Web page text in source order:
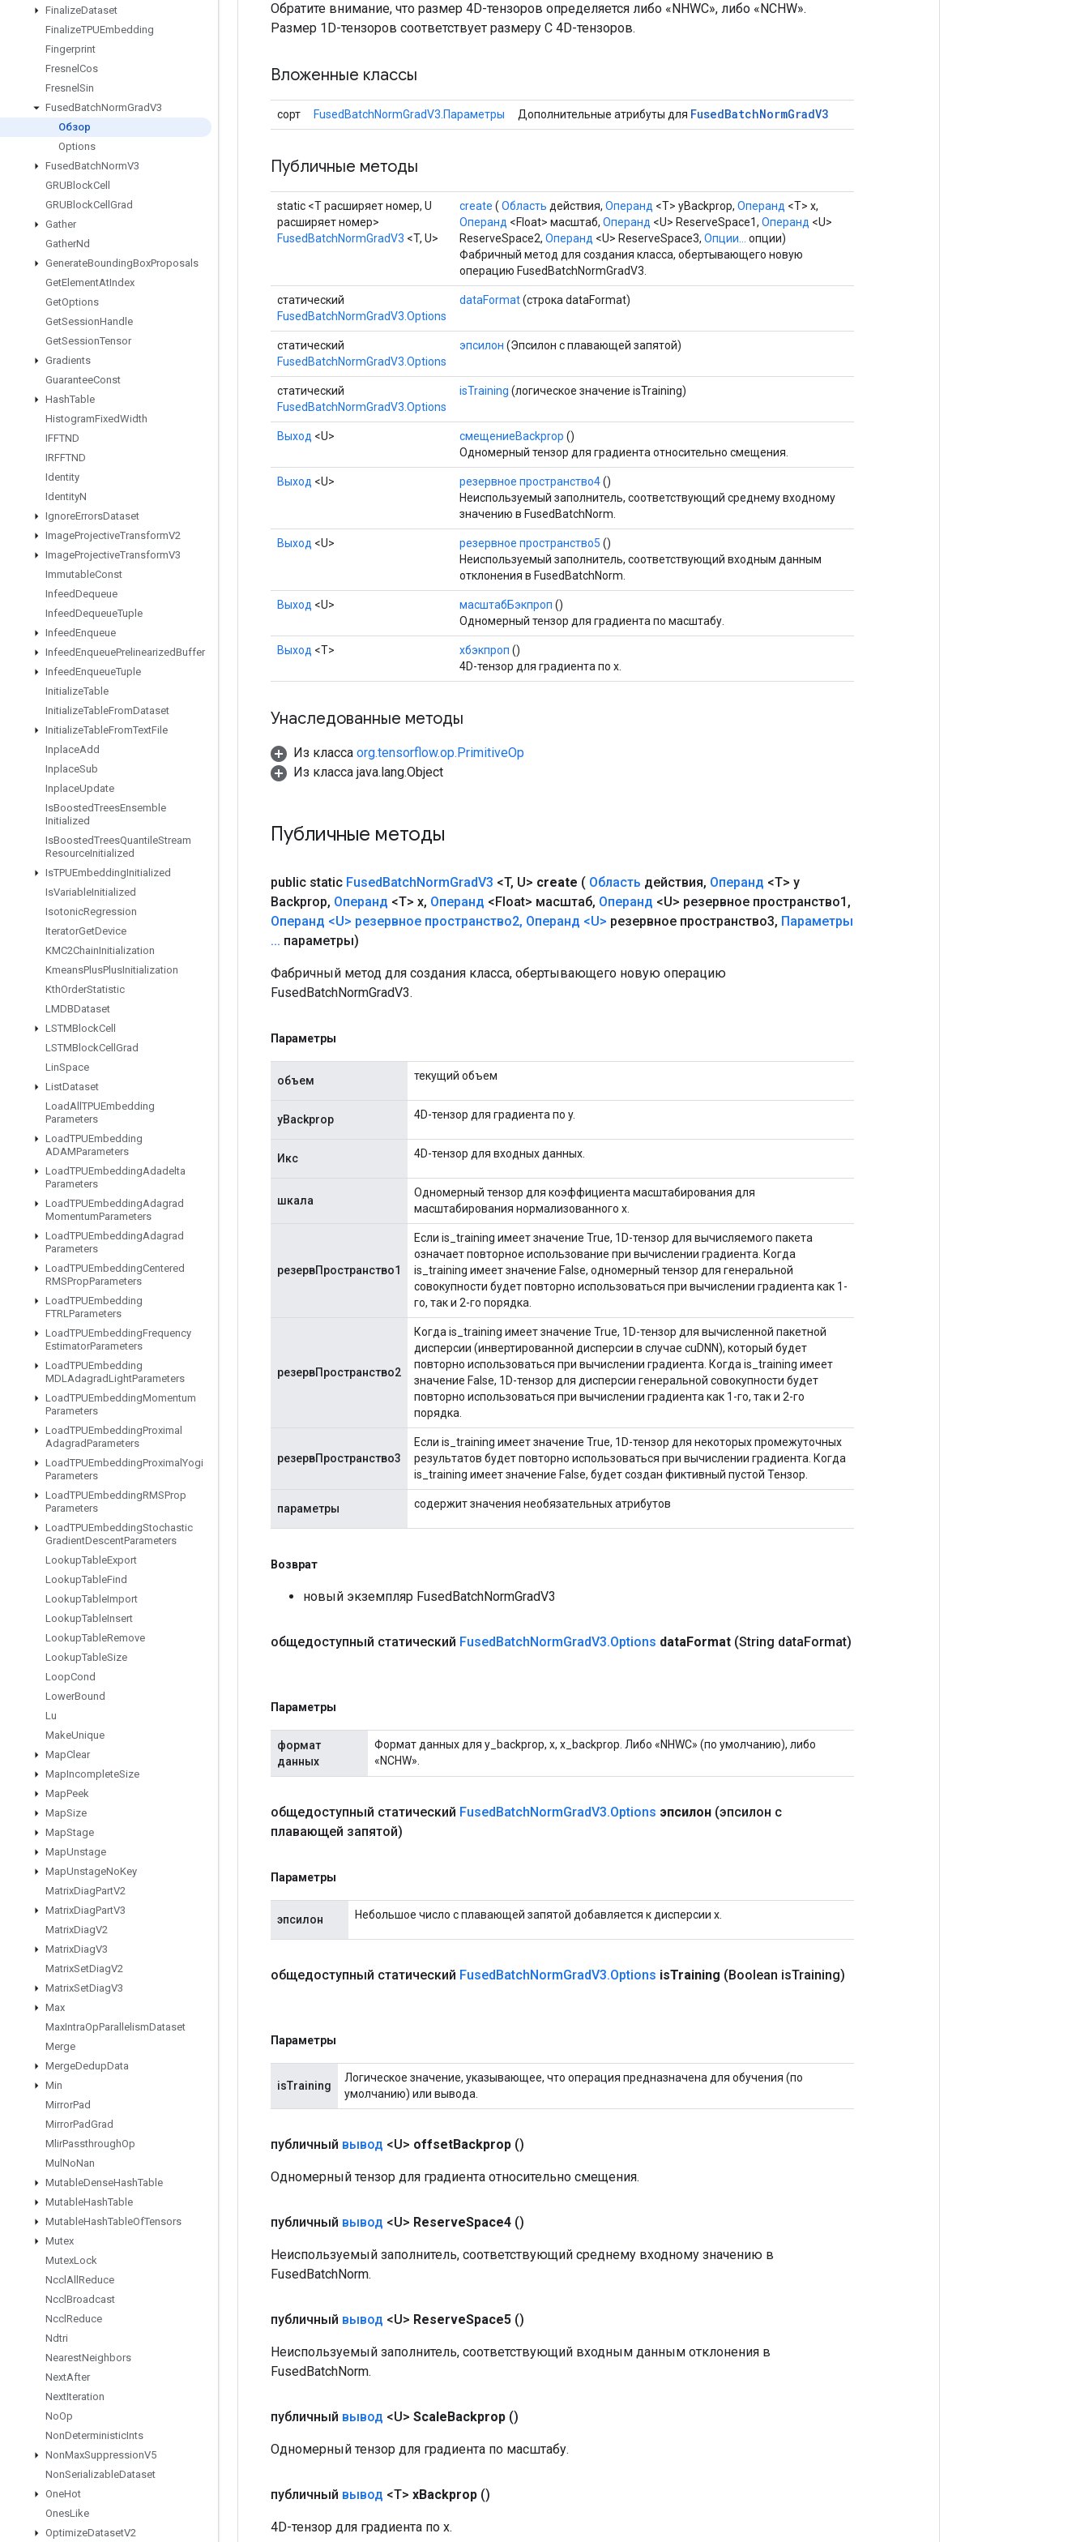
FinalizeDataset
FinalizeTPUEmbedding
Fingerprint
Fresnel Cos
Fresnel Sin
FusedBatchNormGradV3
Обзор
Options
FusedBatchNormV3
GRUBlockCell
GRUBlockCell Grad
Gather
GatherNd
GenerateBoundingBoxProposals
GetElementAtIndex
GetOptions
GetSessionHandle
GetSessionTensor
Gradients
GuaranteeConst
HashTable
HistogramFixedWidth
IFFTND
IRFFTND
Identity
IdentityN
IgnoreErrorsDataset
ImageProjectiveTransformV2
ImageProjectiveTransformV3
ImmutableConst
InfeedDequeue
InfeedDequeueTuple
InfeedEnqueue
InfeedEnqueuePrelinearizedBuffer
InfeedEnqueueTuple
InitializeTable
InitializeTableFromDataset
InitializeTableFromTextFile
InplaceAdd
InplaceSub
InplaceUpdate
IsBoostedTreesEnsemble
Initialized
IsBoostedTreesQuantileStream
ResourceInitialized
IsTPUEmbeddingInitialized
IsVariableInitialized
IsotonicRegression
IteratorGetDevice
KMC2ChainInitialization
KmeansPlusPlusInitialization
KthOrderStatistic
LMDBDataset
LSTMBlockCell
LSTMBlockCell Grad
LinSpace
ListDataset
LoadAll TPUEmbedding
Parameters
LoadTPUEmbedding
ADAMParameters
LoadTPUEmbeddingAdadelta
Parameters
LoadTPUEmbeddingAdagrad
MomentumParameters
LoadTPUEmbeddingAdagrad
Parameters
LoadTPUEmbeddingCentered
RMSPropParameters
LoadTPUEmbedding
FTRLParameters
LoadTPUEmbeddingFrequency
EstimatorParameters
LoadTPUEmbedding
MDLAdagradLightParameters
LoadTPUEmbeddingMomentum
Parameters
LoadTPUEmbeddingProximal
AdagradParameters
LoadTPUEmbeddingProximal Yogi
Parameters
LoadTPUEmbeddingRMSProp
Parameters
LoadTPUEmbeddingStochastic
GradientDescentParameters
LookupTableExport
LookupTableFind
LookupTableImport
LookupTableInsert
LookupTableRemove
LookupTableSize
LoopCond
LowerBound
Lu
MakeUnique
MapClear
MapIncompleteSize
MapPeek
MapSize
MapStage
MapUnstage
MapUnstageNoKey
MatrixDiagPartV2
MatrixDiagPartV3
MatrixDiagV2
MatrixDiagV3
MatrixSetDiagV2
MatrixSetDiagV3
Max
MaxIntraOpParallelismDataset
Merge
MergeDedupData
Min
MirrorPad
MirrorPadGrad
MlirPassthroughOp
Mul NoNan
MutableDenseHashTable
MutableHashTable
MutableHashTableOfTensors
Mutex
MutexLock
Nccl All Reduce
Nccl Broadcast
Nccl Reduce
Ndtri
NearestNeighbors
NextAfter
NextIteration
NoOp
NonDeterministicInts
NonMaxSuppressionV5
NonSerializableDataset
OneHot
OnesLike
OptimizeDatasetV2
Обратите внимание, что размер 4D-тензоров определяется либо «NHWC», либо «NCHW».
Размер 1D-тензоров соответствует размеру C 4D-тензоров.
Вложенные классы
сорт FusedBatchNormGradV3.Параметры Дополнительные атрибуты для FusedBatchNormGradV3
Публичные методы
static <T расширяет номер, U
расширяет номер>
FusedBatchNormGradV3 <T, U>
create ( Область действия, Операнд <T> yBackprop, Операнд <T> x,
Операнд <Float> масштаб, Операнд <U> ReserveSpace1, Операнд <U>
ReserveSpace2, Операнд <U> ReserveSpace3, Опции...
опции)
Фабричный метод для создания класса, обертывающего новую
операцию FusedBatchNormGradV3.
статический
FusedBatchNormGradV3.Options
dataFormat(строка dataFormat)
статический
FusedBatchNormGradV3.Options
эпсилон (Эпсилон с плавающей запятой)
статический
FusedBatchNormGradV3.Options
isTraining (логическое значение isTraining)
Выход <U> смещениеBackprop ()
Одномерный тензор для градиента относительно смещения.
Выход <U> резервное пространство4()
Неиспользуемый заполнитель, соответствующий среднему входному
значению в FusedBatchNorm.
Выход <U> резервное пространство5 ()
Неиспользуемый заполнитель, соответствующий входным данным
отклонения в FusedBatchNorm.
Выход <U> масштабБэкпроп ()
Одномерный тензор для градиента по масштабу.
Выход <Т> хбэкпроп ()
4D-тензор для градиента по x.
Унаследованные методы
Из класса org.tensorflow.op.PrimitiveOp
Из класса java.lang.Object
Публичные методы
public static FusedBatchNormGradV3 <T, U> create ( Область действия, Операнд <T> y
Backprop, Операнд <T> x, Операнд <Float> масштаб, Операнд <U> резервное пространство1 ,
Операнд <U> резервное пространство2, Операнд <U> резервное пространство3, Параметры
... параметры)
Фабричный метод для создания класса, обертывающего новую операцию
FusedBatchNormGradV3.
Параметры
объем текущий объем
yBackprop 4D-тензор для градиента по y.
Икс 4D-тензор для входных данных.
шкала
Одномерный тензор для коэффициента масштабирования для
масштабирования нормализованного x.
резервПространство1
Если is_training имеет значение True, 1D-тензор для вычисляемого пакета
означает повторное использование при вычислении градиента. Когда
is_training имеет значение False, одномерный тензор для генеральной
совокупности будет повторно использоваться при вычислении градиента как 1-
го, так и 2-го порядка.
резервПространство2
Когда is_training имеет значение True, 1D-тензор для вычисленной пакетной
дисперсии (инвертированной дисперсии в случае cuDNN), который будет
повторно использоваться при вычислении градиента. Когда is_training имеет
значение False, 1D-тензор для дисперсии генеральной совокупности будет
повторно использоваться при вычислении градиента как 1-го, так и 2-го
порядка.
резервПространство3
Если is_training имеет значение True, 1D-тензор для некоторых промежуточных
результатов будет повторно использоваться при вычислении градиента. Когда
is_training имеет значение False, будет создан фиктивный пустой Тензор.
параметры содержит значения необязательных атрибутов
Возврат
новый экземпляр FusedBatchNormGradV3
общедоступный статический FusedBatchNormGradV3.Options dataFormat (String dataFormat)
Параметры
формат
данных
Формат данных для y_backprop, x, x_backprop. Либо «NHWC» (по умолчанию), либо
«NCHW».
общедоступный статический FusedBatchNormGradV3.Options эпсилон (эпсилон с
плавающей запятой)
Параметры
эпсилон Небольшое число с плавающей запятой добавляется к дисперсии x.
общедоступный статический FusedBatchNormGradV3.Options isTraining (Boolean isTraining)
Параметры
isTraining
Логическое значение, указывающее, что операция предназначена для обучения (по
умолчанию) или вывода.
публичный вывод <U> offsetBackprop ()
Одномерный тензор для градиента относительно смещения.
публичный вывод <U> ReserveSpace4 ()
Неиспользуемый заполнитель, соответствующий среднему входному значению в
FusedBatchNorm.
публичный вывод <U> ReserveSpace5 ()
Неиспользуемый заполнитель, соответствующий входным данным отклонения в
FusedBatchNorm.
публичный вывод <U> ScaleBackprop ()
Одномерный тензор для градиента по масштабу.
публичный вывод <T> xBackprop ()
4D-тензор для градиента по x.